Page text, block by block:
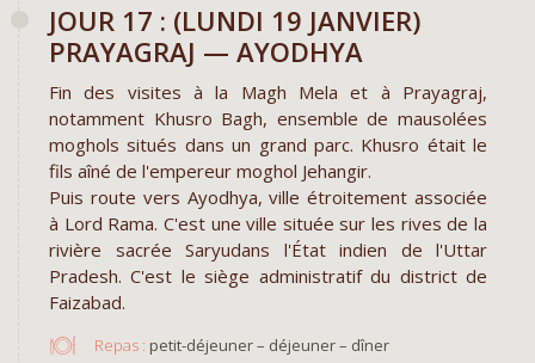
JOUR 17 : (LUNDI 19 JANVIER)
PRAYAGRAJ — AYODHYA
Fin des visites à la Magh Mela et à Prayagraj,
notamment Khusro Bagh, ensemble de mausolées
moghols situés dans un grand parc. Khusro était le
fils aîné de l'empereur moghol Jehangir.
Puis route vers Ayodhya, ville étroitement associée
à Lord Rama. C'est une ville située sur les rives de la
rivière sacrée Saryudans l'État indien de l'Uttar
Pradesh. C'est le siège administratif du district de
Faizabad.
Repas : petit-déjeuner – déjeuner – dîner